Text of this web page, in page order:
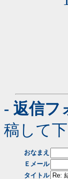
- 返信フ
稿して下
おなまえ
Ｅメール
タイトル